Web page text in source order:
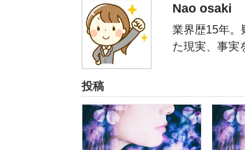
Nao osaki
業界歴15年。
た現実、事実
投稿